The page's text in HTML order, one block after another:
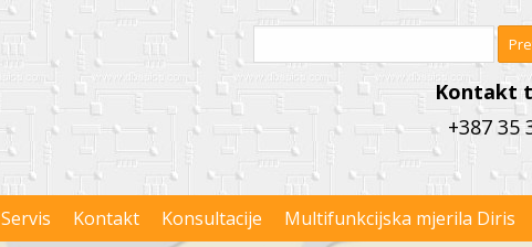
Kontakt
+387 35
Servis Kontakt Konsultacije Multifunkcijska mjerila Diris